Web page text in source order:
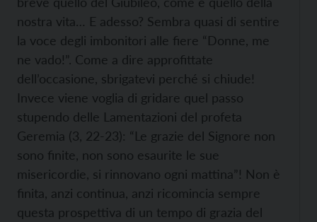
nostra vita… E adesso? Sembra quasi di sentire
la voce degli imbonitori alle fiere “Donne, me
ne vado!”. Come a dire approfittate
dell’occasione, sbrigatevi perché si chiude!
Invece viene voglia di gridare quel passo
stupendo delle Lamentazioni del profeta
Geremia (3, 22-23): “Le grazie del Signore non
sono finite, non sono esaurite le sue
misericordie, si rinnovano ogni mattina”! Non è
finita, anzi continua, anzi ricomincia sempre
questa prospettiva di un tempo di grazia del